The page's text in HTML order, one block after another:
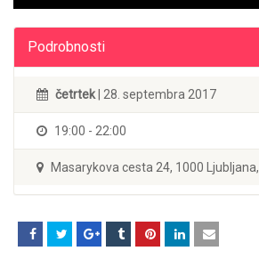
Podrobnosti
četrtek | 28. septembra 2017
19:00 - 22:00
Masarykova cesta 24, 1000 Ljubljana,